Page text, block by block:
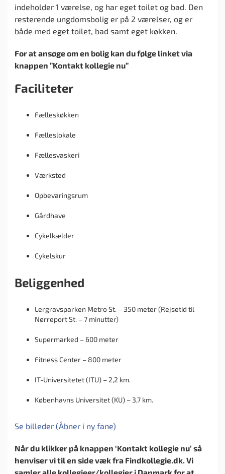
indeholder 1 værelse, og har eget toilet og bad. Den
resterende ungdomsbolig er på 2 værelser, og er
både med eget toilet, bad samt eget køkken.
For at ansøge om en bolig kan du følge linket via
knappen ”Kontakt kollegie nu”
Faciliteter
Fælleskøkken
Fælleslokale
Fællesvaskeri
Værksted
Opbevaringsrum
Gårdhave
Cykelkælder
Cykelskur
Beliggenhed
Lergravsparken Metro St. – 350 meter (Rejsetid til
Nørreport St. – 7 minutter)
Supermarked – 600 meter
Fitness Center – 800 meter
IT-Universitetet (ITU) – 2,2 km.
Københavns Universitet (KU) – 3,7 km.
Se billeder (Åbner i ny fane)
Når du klikker på knappen ‘Kontakt kollegie nu’ så
henviser vi til en side væk fra Findkollegie.dk. Vi